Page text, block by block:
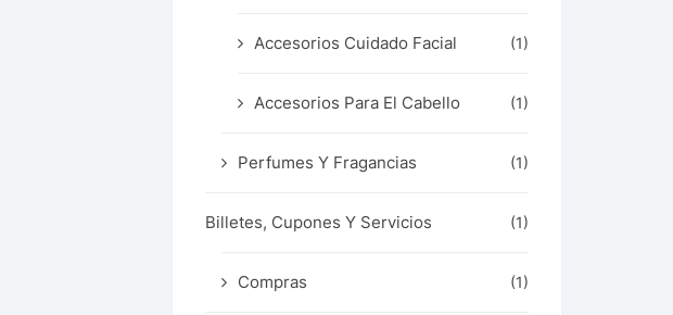
Accesorios Cuidado Facial (1)
Accesorios Para El Cabello (1)
Perfumes Y Fragancias (1)
Billetes, Cupones Y Servicios (1)
Compras (1)